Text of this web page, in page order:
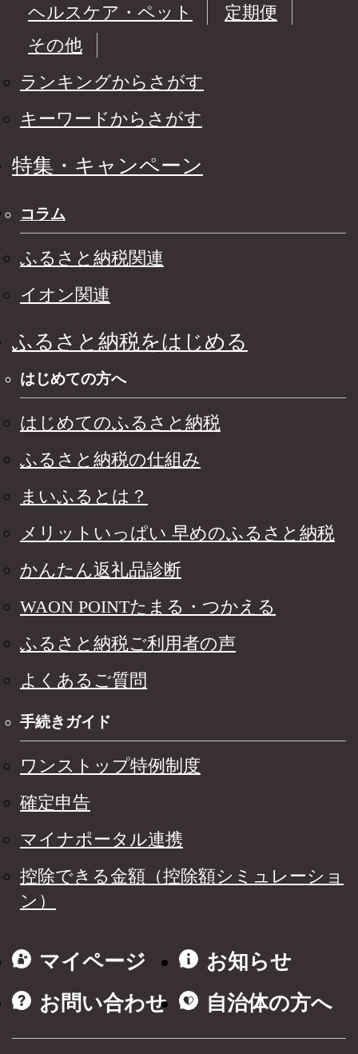
ヘルスケア・ペット
定期便
その他
ランキングからさがす
キーワードからさがす
特集・キャンペーン
コラム
ふるさと納税関連
イオン関連
ふるさと納税をはじめる
はじめての方へ
はじめてのふるさと納税
ふるさと納税の仕組み
まいふるとは？
メリットいっぱい 早めのふるさと納税
かんたん返礼品診断
WAON POINTたまる・つかえる
ふるさと納税ご利用者の声
よくあるご質問
手続きガイド
ワンストップ特例制度
確定申告
マイナポータル連携
控除できる金額（控除額シミュレーショ
ン）
マイページ
お知らせ
お問い合わせ
自治体の方へ